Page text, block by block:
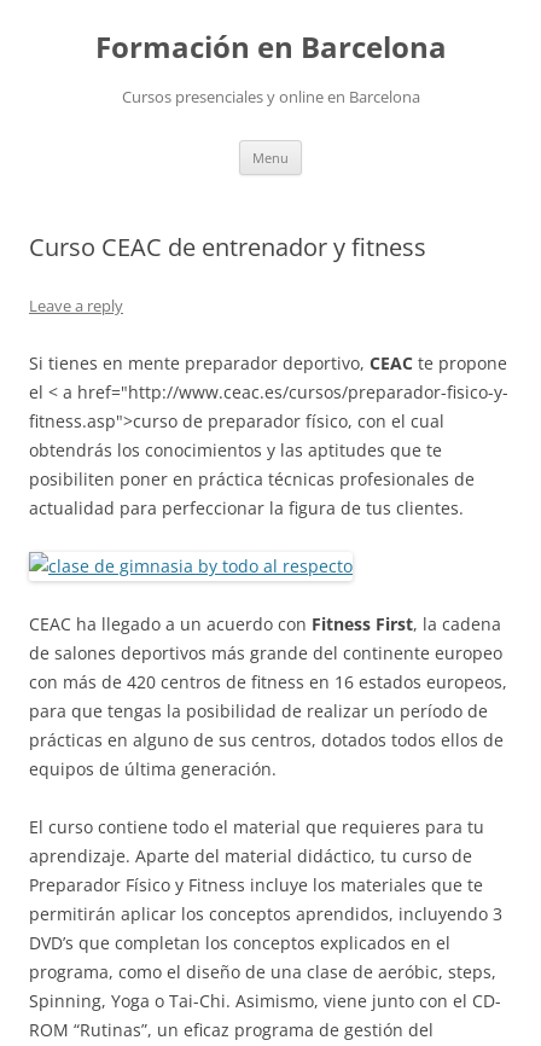
Formación en Barcelona
Cursos presenciales y online en Barcelona
Menu
Curso CEAC de entrenador y fitness
Leave a reply
Si tienes en mente preparador deportivo, CEAC te propone
el < a href="http://www.ceac.es/cursos/preparador-fisico-y-
fitness.asp">curso de preparador físico, con el cual
obtendrás los conocimientos y las aptitudes que te
posibiliten poner en práctica técnicas profesionales de
actualidad para perfeccionar la figura de tus clientes.
CEAC ha llegado a un acuerdo con Fitness First, la cadena
de salones deportivos más grande del continente europeo
con más de 420 centros de fitness en 16 estados europeos,
para que tengas la posibilidad de realizar un período de
prácticas en alguno de sus centros, dotados todos ellos de
equipos de última generación.
El curso contiene todo el material que requieres para tu
aprendizaje. Aparte del material didáctico, tu curso de
Preparador Físico y Fitness incluye los materiales que te
permitirán aplicar los conceptos aprendidos, incluyendo 3
DVD’s que completan los conceptos explicados en el
programa, como el diseño de una clase de aeróbic, steps,
Spinning, Yoga o Tai-Chi. Asimismo, viene junto con el CD-
ROM “Rutinas”, un eficaz programa de gestión del